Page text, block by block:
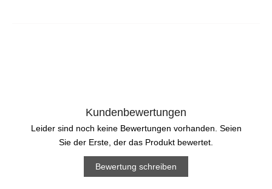
Kundenbewertungen
Leider sind noch keine Bewertungen vorhanden. Seien
Sie der Erste, der das Produkt bewertet.
Bewertung schreiben